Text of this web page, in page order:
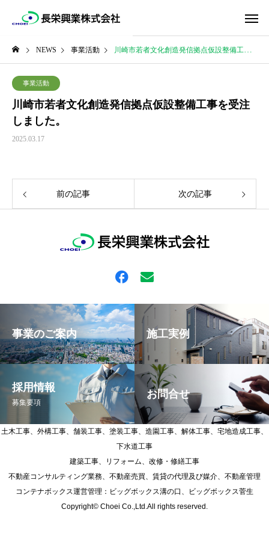
NEWS 事業活動 川崎市若者文化創造発信拠点仮設整備工事を受注しました。
事業活動
川崎市若者文化創造発信拠点仮設整備工事を受注
しました。
2025.03.17
前の記事 次の記事
事業のご案内 施工実例
採用情報
募集要項
お問合せ
土木工事、外構工事、舗装工事、塗装工事、造園工事、解体工事、宅地造成工事、
下水道工事
建築工事、リフォーム、改修・修繕工事
不動産コンサルティング業務、不動産売買、賃貸の代理及び媒介、不動産管理
コンテナボックス運営管理：ビッグボックス溝の口、ビッグボックス菅生
Copyright© Choei Co.,Ltd.All rights reserved.